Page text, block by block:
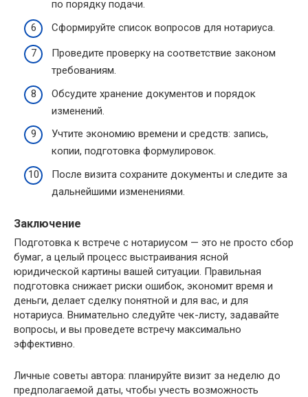
по порядку подачи.
Сформируйте список вопросов для нотариуса.
Проведите проверку на соответствие законом
требованиям.
Обсудите хранение документов и порядок
изменений.
Учтите экономию времени и средств: запись,
копии, подготовка формулировок.
После визита сохраните документы и следите за
дальнейшими изменениями.
Заключение
Подготовка к встрече с нотариусом — это не просто сбор
бумаг, а целый процесс выстраивания ясной
юридической картины вашей ситуации. Правильная
подготовка снижает риски ошибок, экономит время и
деньги, делает сделку понятной и для вас, и для
нотариуса. Внимательно следуйте чек-листу, задавайте
вопросы, и вы проведете встречу максимально
эффективно.
Личные советы автора: планируйте визит за неделю до
предполагаемой даты, чтобы учесть возможность